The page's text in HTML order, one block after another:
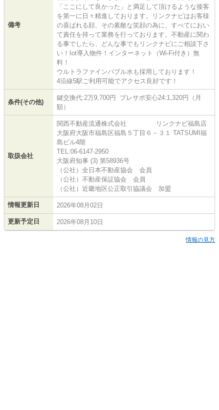
備考
「ここにして良かった」と満足して頂けるような接客
を第一に日々精進しております。リンクナビはお客様
の喜ばれる顔、その素敵な笑顔の為に、すべてにおい
て責任を持って業務を行っております。不動産に関わ
る事でしたら、どんな事でもリンクナビにご相談下さ
い！Iot導入物件！インターネット（Wi-Fi付き）無
料！
ウルトラファインバブル水も採用しております！
4沿線5駅ご利用可能でアクセス良好です！
条件(その他)
鍵交換代:2万9,700円 プレサポ安心24:1,320円（月
額）
取扱会社
関西不動産流通株式会社 リンクナビ福島店
大阪府大阪市福島区福島５丁目６－３１ TATSUMI福
島ビル4階
TEL:06-6147-2950
大阪府知事 (3) 第58936号
（公社）全日本不動産協会 会員
（公社）不動産保証協会 会員
（公社）近畿地区公正取引協議会 加盟
情報更新日 2026年08月02日
更新予定日 2026年08月10日
情報の見方